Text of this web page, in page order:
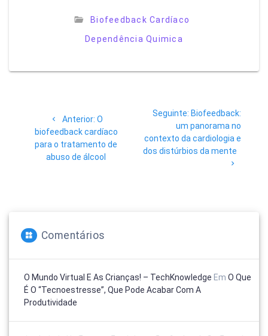
Biofeedback Cardíaco
Dependência Quimica
Post
Anterior: Post
anterior:
O
biofeedback cardíaco
para o tratamento de
abuso de álcool
Seguinte: Post
seguinte:
Biofeedback:
um panorama no
contexto da cardiologia e
dos distúrbios da mente
Comentários
O Mundo Virtual E As Crianças! – TechKnowledge Em O Que
É O “tecnoestresse”, Que Pode Acabar Com A
Produtividade